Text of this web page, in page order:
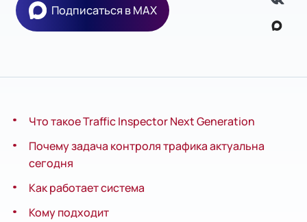
Подписаться в MAX
Что такое Traffic Inspector Next Generation
Почему задача контроля трафика актуальна
сегодня
Как работает система
Кому подходит